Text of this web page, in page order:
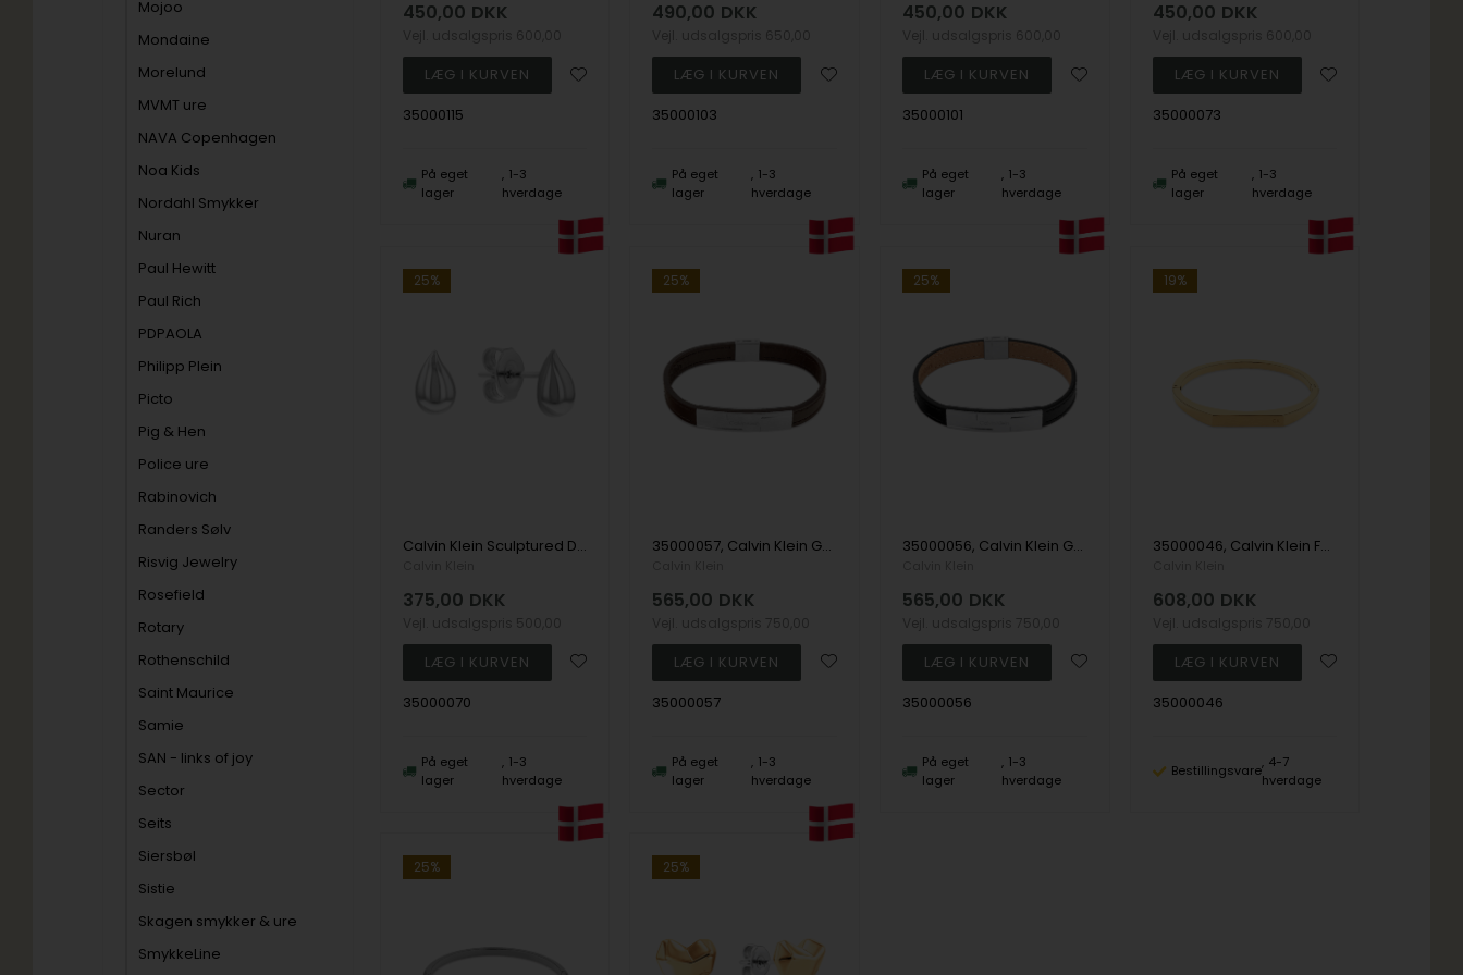
Mojoo
Mondaine
Morelund
MVMT ure
NAVA Copenhagen
Noa Kids
Nordahl Smykker
Nuran
Paul Hewitt
Paul Rich
PDPAOLA
Philipp Plein
Picto
Pig & Hen
Police ure
Rabinovich
Randers Sølv
Risvig Jewelry
Rosefield
Rotary
Rothenschild
Saint Maurice
Samie
SAN - links of joy
Sector
Seits
Siersbøl
Sistie
Skagen smykker & ure
SmykkeLine
450,00 DKK
35000115
På eget
lager
1-3
hverdage
490,00 DKK
35000103
På eget
lager
1-3
hverdage
450,00 DKK
35000101
På eget
lager
1-3
hverdage
450,00 DKK
35000073
På eget
lager
1-3
hverdage
25%
Calvin Klein Sculptured Drops Øreringe
375,00 DKK
35000070
På eget
lager
1-3
hverdage
25%
35000057, Calvin Klein Grid Bracelet 19,5cm Armbånd
565,00 DKK
35000057
På eget
lager
1-3
hverdage
25%
35000056, Calvin Klein Grid Bracelet 19,5cm Armbånd
565,00 DKK
35000056
På eget
lager
1-3
hverdage
19%
35000046, Calvin Klein Faceted Bar Bangle Armbånd
608,00 DKK
35000046
Bestillingsvare
4-7
hverdage
25% 25%